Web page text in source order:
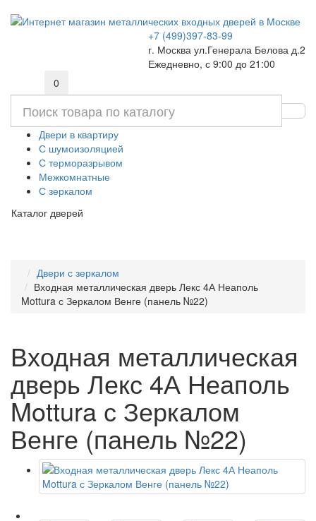
+7 (499)397-83-99
г. Москва ул.Генерала Белова д.2
Ежедневно, с 9:00 до 21:00
0
Двери в квартиру
С шумоизоляцией
С терморазрывом
Межкомнатные
С зеркалом
Каталог дверей
Двери с зеркалом
Входная металлическая дверь Лекс 4А Неаполь
Mottura с Зеркалом Венге (панель №22)
Входная металлическая
дверь Лекс 4А Неаполь
Mottura с Зеркалом
Венге (панель №22)